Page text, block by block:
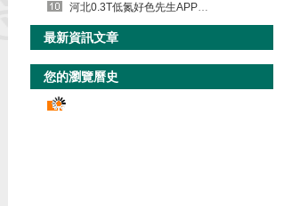
河北0.3T低氮好色先生APP污下载發貨啦
最新資訊文章
您的瀏覽曆史